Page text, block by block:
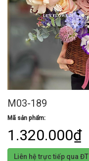
M03-189
Mã sản phẩm:
1.320.000₫
Liên hệ trực tiếp qua ĐT